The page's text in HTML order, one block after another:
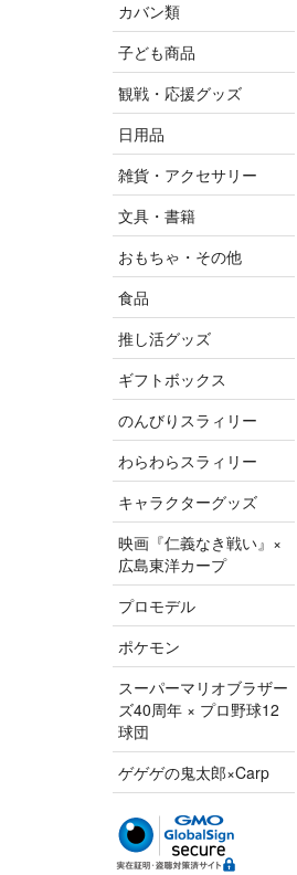
カバン類
子ども商品
観戦・応援グッズ
日用品
雑貨・アクセサリー
文具・書籍
おもちゃ・その他
食品
推し活グッズ
ギフトボックス
のんびりスラィリー
わらわらスラィリー
キャラクターグッズ
映画『仁義なき戦い』×
広島東洋カープ
プロモデル
ポケモン
スーパーマリオブラザー
ズ40周年 × プロ野球12
球団
ゲゲゲの鬼太郎×Carp